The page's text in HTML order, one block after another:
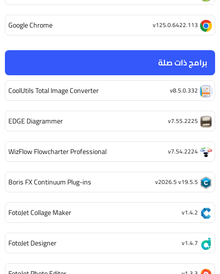
برامج ذات صلة
CoolUtils Total Image Converter v8.5.0.332
EDGE Diagrammer v7.55.2225
WizFlow Flowcharter Professional v7.54.2224
Boris FX Continuum Plug-ins v2026.5 v19.5.5
FotoJet Collage Maker v1.4.2
FotoJet Designer v1.4.7
Google Chrome v125.0.6422.113